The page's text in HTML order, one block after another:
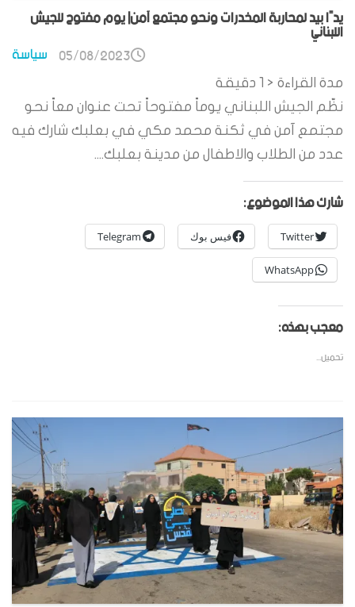
يدًا بيد لمحاربة المخدرات ونحو مجتمع آمن| يوم مفتوح للجيش
اللبناني
سياسة 05/08/2023
مدة القراءة < 1
دقيقة
نظّم الجيش اللبناني يوماً مفتوحاً تحت عنوان معاً نحو
مجتمع آمن في ثكنة محمد مكي في بعلبك شارك فيه
عدد من الطلاب والاطفال من مدينة بعلبك....
شارك هذا الموضوع:
Twitter فيس بوك Telegram
WhatsApp
معجب بهذه:
تحميل...